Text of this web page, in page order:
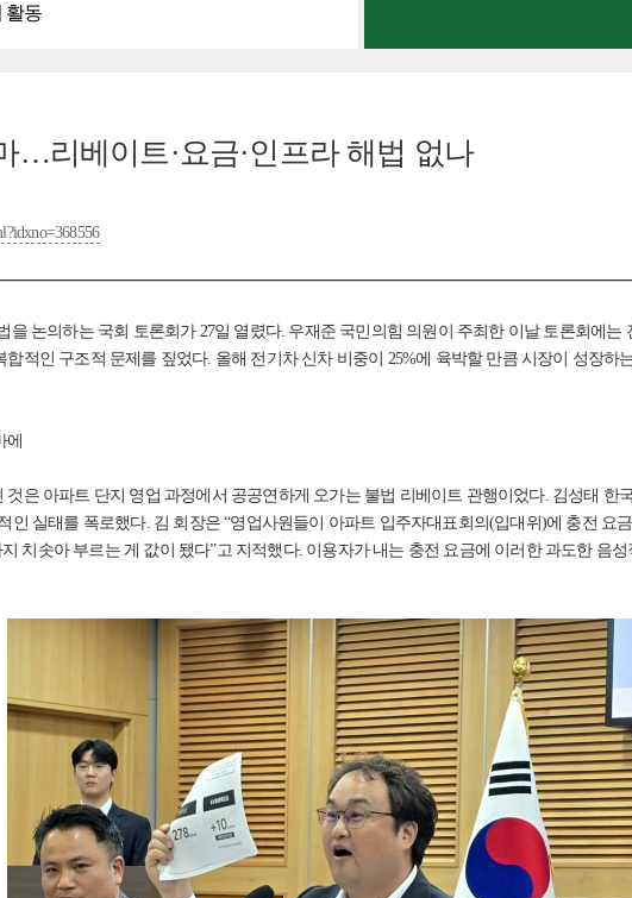
활동
…리베이트·요금·인프라 해법 없나
을 논의하는 국회 토론회가 27일 열렸다. 우재준 국민의힘 의원이 주최한 이날 토론회에는
적인 구조적 문제를 짚었다. 올해 전기차 신차 비중이 25%에 육박할 만큼 시장이 성장하
은 아파트 단지 영업 과정에서 공공연하게 오가는 불법 리베이트 관행이었다. 김성태 한
인 실태를 폭로했다. 김 회장은 “영업사원들이 아파트 입주자대표회의(입대위)에 충전 요
치솟아 부르는 게 값이 됐다”고 지적했다. 이용자가 내는 충전 요금에 이러한 과도한 음